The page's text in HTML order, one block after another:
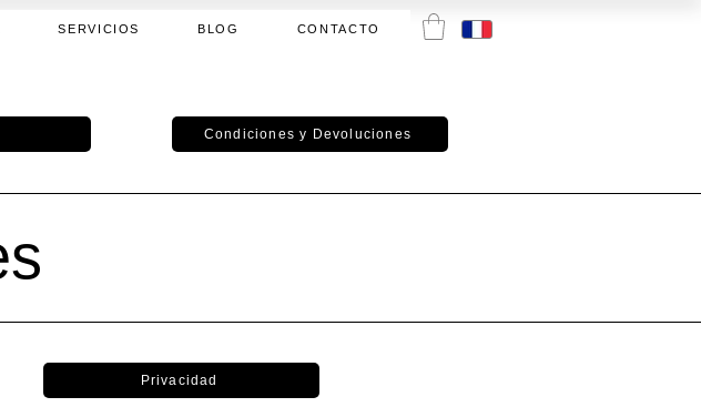
SERVICIOS BLOG CONTACTO
Condiciones y Devoluciones
Privacidad